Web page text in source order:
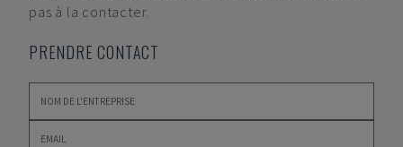
pas à la contacter.
PRENDRE CONTACT